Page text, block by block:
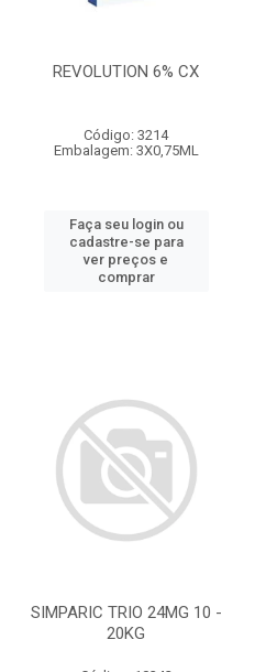
REVOLUTION 6% CX
Código: 3214
Embalagem: 3X0,75ML
Faça seu login ou
cadastre-se para
ver preços e
comprar
SIMPARIC TRIO 24MG 10 -
20KG